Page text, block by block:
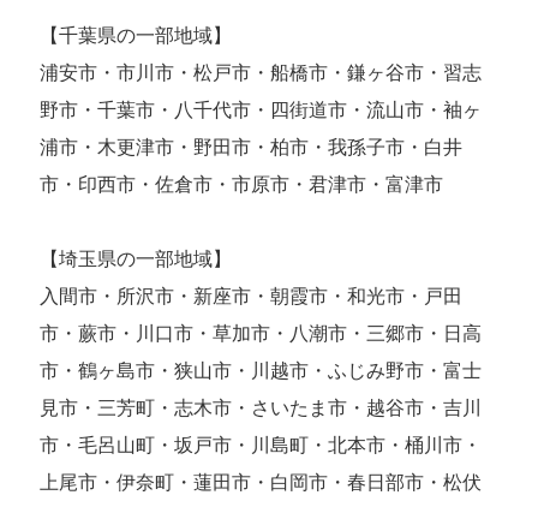
【千葉県の一部地域】
浦安市・市川市・松戸市・船橋市・鎌ヶ谷市・習志
野市・千葉市・八千代市・四街道市・流山市・袖ヶ
浦市・木更津市・野田市・柏市・我孫子市・白井
市・印西市・佐倉市・市原市・君津市・富津市
【埼玉県の一部地域】
入間市・所沢市・新座市・朝霞市・和光市・戸田
市・蕨市・川口市・草加市・八潮市・三郷市・日高
市・鶴ヶ島市・狭山市・川越市・ふじみ野市・富士
見市・三芳町・志木市・さいたま市・越谷市・吉川
市・毛呂山町・坂戸市・川島町・北本市・桶川市・
上尾市・伊奈町・蓮田市・白岡市・春日部市・松伏